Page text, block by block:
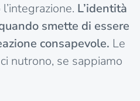
L’identità
smette di essere
consapevole. Le
nutrono, se sappiamo